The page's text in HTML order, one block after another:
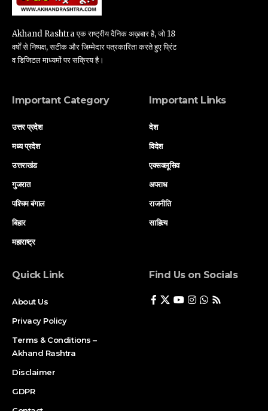
Akhand Rashtra एक राष्ट्रीय दैनिक अख़बार है, जो 18
वर्षों से निष्पक्ष, सटीक और जिम्मेदार पत्रकारिता करते हुए प्रिंट
व डिजिटल माध्यमों पर सक्रिय है।
Important Category
उत्तर प्रदेश
मध्य प्रदेश
उत्तराखंड
गुजरात
पश्चिम बंगाल
बिहार
महाराष्ट्र
Important Links
देश
विदेश
एक्सक्लूसिव
अपराध
राजनीति
साहित्य
Quick Link
About Us
Privacy Policy
Terms & Conditions –
Akhand Rashtra
Disclaimer
GDPR
Find Us on Socials